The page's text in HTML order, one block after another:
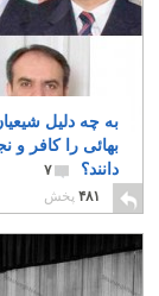
به چه دلیل
بهائی را کافر
دانند؟
۷
۴۸۱ پخش